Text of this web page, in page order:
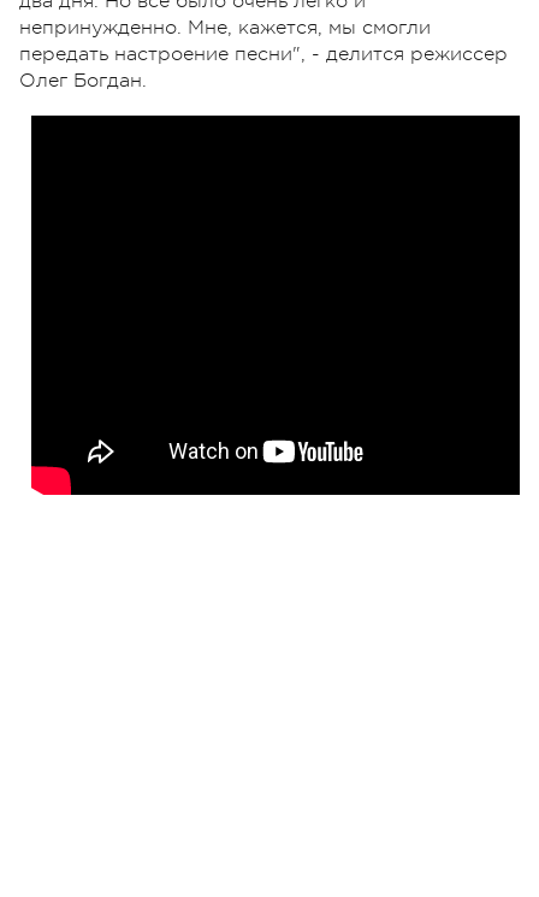
непринужденно. Мне, кажется, мы смогли
передать настроение песни", - делится режиссер
Олег Богдан.